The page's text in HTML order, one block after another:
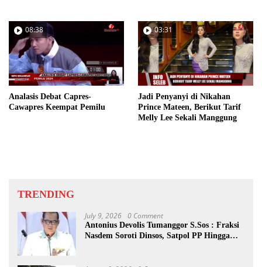
08:38
Analasis Debat Capres-
Cawapres Keempat Pemilu
03:31
Jadi Penyanyi di Nikahan
Prince Mateen, Berikut Tarif
Melly Lee Sekali Manggung
TRENDING
July 9, 2026 0 Comment
Antonius Devolis Tumanggor S.Sos : Fraksi
Nasdem Soroti Dinsos, Satpol PP Hingga